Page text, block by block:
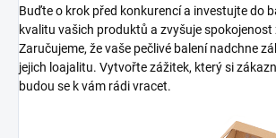
Buďte o krok před konkurencí a investujte do
kvalitu vašich produktů a zvyšuje spokojenost
Zaručujeme, že vaše pečlivé balení nadchne
jejich loajalitu. Vytvořte zážitek, který si
budou se k vám rádi vracet.